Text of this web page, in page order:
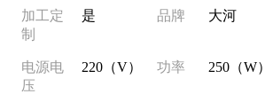
加工定
制
是 品牌 大河
电源电
压
220（V） 功率 250（W）